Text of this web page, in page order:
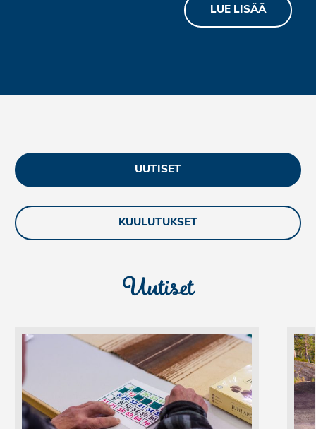
LUE LISÄÄ
UUTISET
KUULUTUKSET
Uutiset